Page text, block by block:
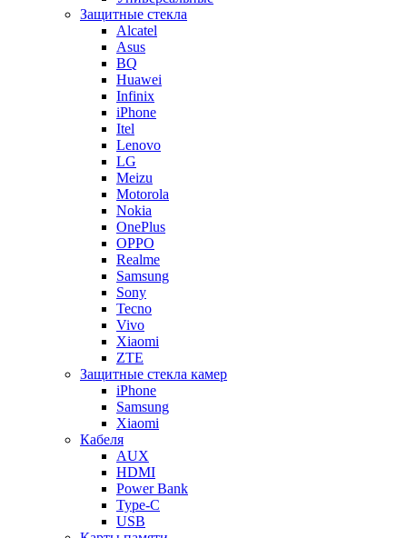
Защитные стекла
Alcatel
Asus
BQ
Huawei
Infinix
iPhone
Itel
Lenovo
LG
Meizu
Motorola
Nokia
OnePlus
OPPO
Realme
Samsung
Sony
Tecno
Vivo
Xiaomi
ZTE
Защитные стекла камер
iPhone
Samsung
Xiaomi
Кабеля
AUX
HDMI
Power Bank
Type-C
USB